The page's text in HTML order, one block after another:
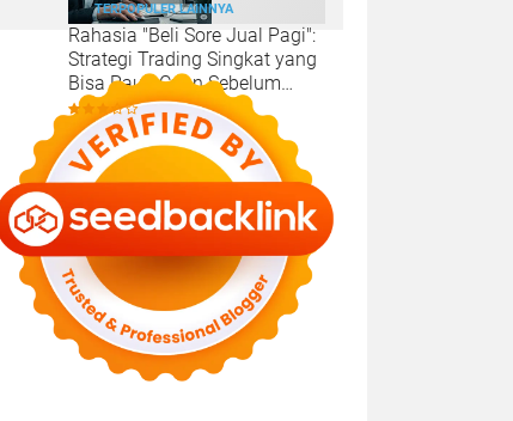
Rahasia "Beli Sore Jual Pagi":
Strategi Trading Singkat yang
Bisa Raup Cuan Sebelum
Sarapan
TERPOPULER LAINNYA